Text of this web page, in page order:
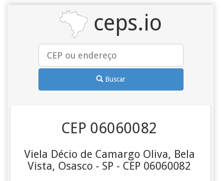
ceps.io
Buscar
CEP 06060082
Viela Décio de Camargo Oliva, Bela
Vista, Osasco - SP - CEP 06060082